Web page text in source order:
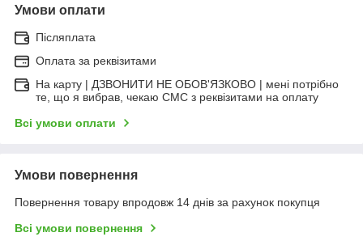
Умови оплати
Післяплата
Оплата за реквізитами
На карту | ДЗВОНИТИ НЕ ОБОВ'ЯЗКОВО | мені потрібно
те, що я вибрав, чекаю СМС з реквізитами на оплату
Всі умови оплати
Умови повернення
Повернення товару впродовж 14 днів за рахунок покупця
Всі умови повернення